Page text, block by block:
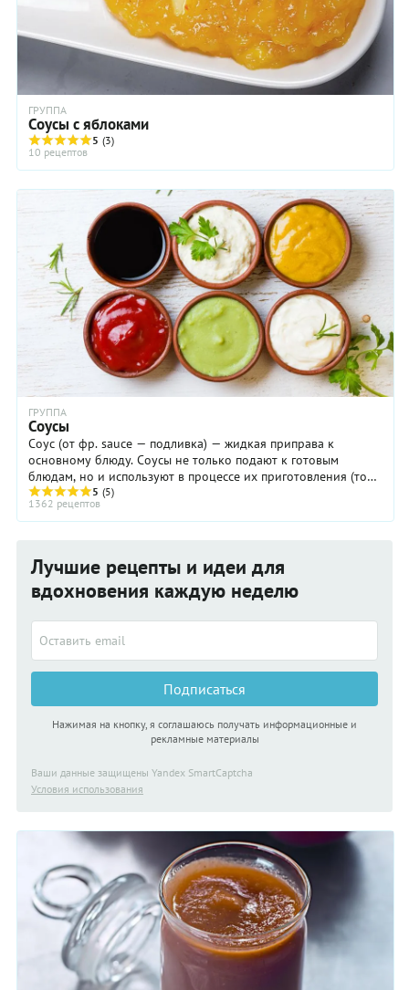
ГРУППА
Соусы с яблоками
5 (3)
10 рецептов
ГРУППА
Соусы
Соус (от фр. sauce — подливка) — жидкая приправа к
основному блюду. Соусы не только подают к готовым
блюдам, но и используют в процессе их приготовления (то
есть брезеруют продукты в соусе или ...
5 (5)
1362 рецептов
Лучшие рецепты и идеи для
вдохновения каждую неделю
Подписаться
Нажимая на кнопку, я соглашаюсь получать информационные и
рекламные материалы
Ваши данные защищены Yandex SmartCaptcha
Условия использования